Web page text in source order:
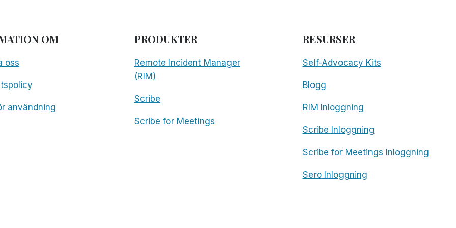
OM
oss
användning
PRODUKTER
Remote Incident Manager
(RIM)
Scribe
Scribe for Meetings
RESURSER
Self-Advocacy Kits
Blogg
RIM Inloggning
Scribe Inloggning
Scribe for Meetings Inloggning
Sero Inloggning